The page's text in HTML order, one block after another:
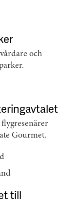
och
Gourmet.
till